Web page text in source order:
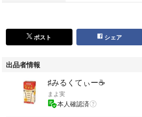
ポスト シェア
出品者情報
♯みるくてぃー☕️
まよ実
本人確認済